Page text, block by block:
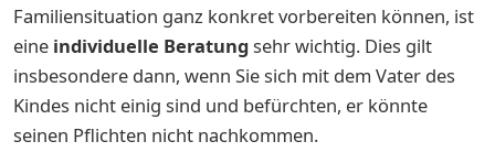
Familiensituation ganz konkret vorbereiten können, ist
eine individuelle Beratungsehr wichtig. Dies gilt
insbesondere dann, wenn Sie sich mit dem Vater des
Kindes nicht einig sind und befürchten, er könnte
seinen Pflichten nicht nachkommen.